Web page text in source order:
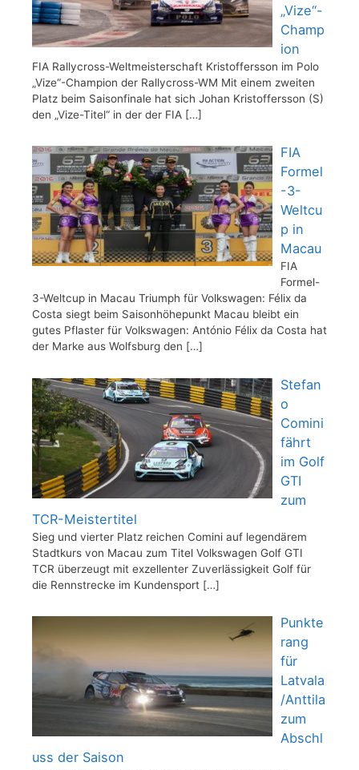
„Vize“-
Champ
ion
FIA Rallycross-Weltmeisterschaft Kristoffersson im Polo
„Vize“-Champion der Rallycross-WM Mit einem zweiten
Platz beim Saisonfinale hat sich Johan Kristoffersson (S)
den „Vize-Titel“ in der der FIA […]
FIA
Formel
-3-
Weltcu
p in
Macau
FIA
Formel-
3-Weltcup in Macau Triumph für Volkswagen: Félix da
Costa siegt beim Saisonhöhepunkt Macau bleibt ein
gutes Pflaster für Volkswagen: António Félix da Costa hat
der Marke aus Wolfsburg den […]
Stefan
o
Comini
fährt
im Golf
GTI
zum
TCR-Meistertitel
Sieg und vierter Platz reichen Comini auf legendärem
Stadtkurs von Macau zum Titel Volkswagen Golf GTI
TCR überzeugt mit exzellenter Zuverlässigkeit Golf für
die Rennstrecke im Kundensport […]
Punkte
rang
für
Latvala
/Anttila
zum
Abschl
uss der Saison